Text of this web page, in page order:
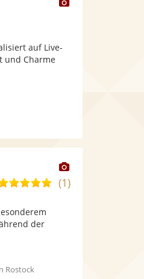
auf Live-
und Charme
Dieser
Künstler
4,8(1)
der
Rostock